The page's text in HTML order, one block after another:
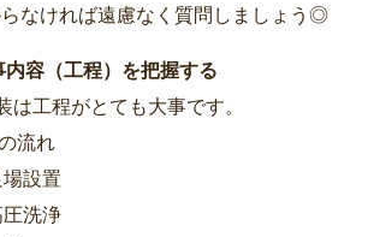
なければ遠慮なく質問しましょう◎
容（工程）を把握する
は工程がとても大事です。
流れ
設置
洗浄